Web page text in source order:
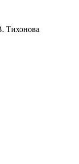
Тихонова